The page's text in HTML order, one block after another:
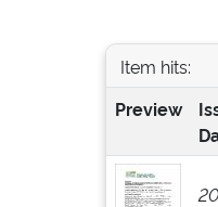
Item hits:
Preview